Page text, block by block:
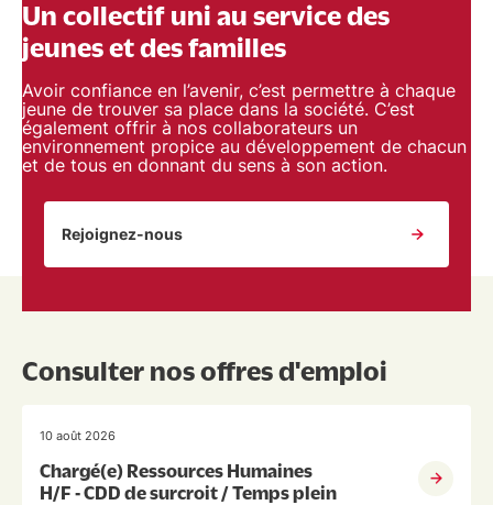
Un collectif uni au service des
jeunes et des familles
Avoir confiance en l’avenir, c’est permettre à chaque
jeune de trouver sa place dans la société. C’est
également offrir à nos collaborateurs un
environnement propice au développement de chacun
et de tous en donnant du sens à son action.
Rejoignez-nous
Consulter nos offres d'emploi
10 août 2026
Chargé(e) Ressources Humaines
H/F - CDD de surcroit / Temps plein